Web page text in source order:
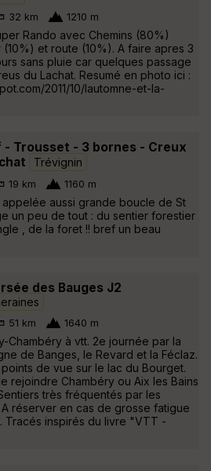
32 km 1210 m
Rando avec Chemins (80%)
(10%) et route (10%). A faire apres 3
sans pluie car quelques passage
du Lachat. Resumé en photo ici :
2011/10/lautomne-et-la-
- Trousset - 3 bornes - Creux
Trévignin
19 km 1160 m
appelée aussi grande boucle de St
un peu de tout : du sentier forestier
, de la foret !! bref un beau
des Bauges J2
51 km 1640 m
Chambéry à vtt. 2e journée par la
de Banges, le Revard et la Féclaz.
de vue sur le lac du Bourget.
rejoindre Chambéry ou Aix les Bains
très fréquentés par les
réserver en cas de grosse fatigue
Tracés inspirés du livre "VTT -